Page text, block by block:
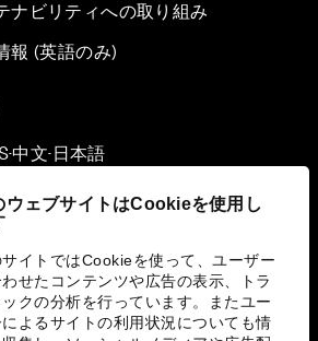
ウェブサイトはCookieを使用し
サイトではCookieを使って、ユーザー
せたコンテンツや広告の表示、トラ
クの分析を行っています。またユー
よるサイトの利用状況についても情
ナビリティへの取り組み
報 (英語のみ)
▪中文▪ 日本語